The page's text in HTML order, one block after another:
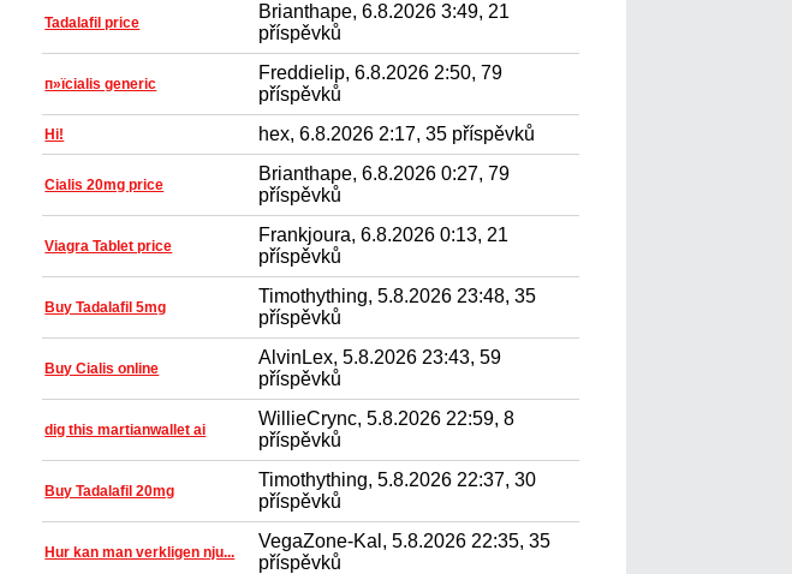
Tadalafil price
Brianthape, 6.8.2026 3:49, 21
příspěvků
п»їcialis generic
Freddielip, 6.8.2026 2:50, 79
příspěvků
Hi! hex, 6.8.2026 2:17, 35 příspěvků
Cialis 20mg price
Brianthape, 6.8.2026 0:27, 79
příspěvků
Viagra Tablet price
Frankjoura, 6.8.2026 0:13, 21
příspěvků
Buy Tadalafil 5mg
Timothything, 5.8.2026 23:48, 35
příspěvků
Buy Cialis online
AlvinLex, 5.8.2026 23:43, 59
příspěvků
dig this martianwallet ai
WillieCrync, 5.8.2026 22:59, 8
příspěvků
Buy Tadalafil 20mg
Timothything, 5.8.2026 22:37, 30
příspěvků
Hur kan man verkligen nju...
VegaZone-Kal, 5.8.2026 22:35, 35
příspěvků